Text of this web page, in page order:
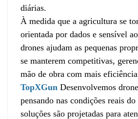
diárias.
À medida que a agricultura se
orientada por dados e sensível
drones ajudam as pequenas
se manterem competitivas,
mão de obra com mais
TopXGun Desenvolvemos
pensando nas condições reais
soluções são projetadas para